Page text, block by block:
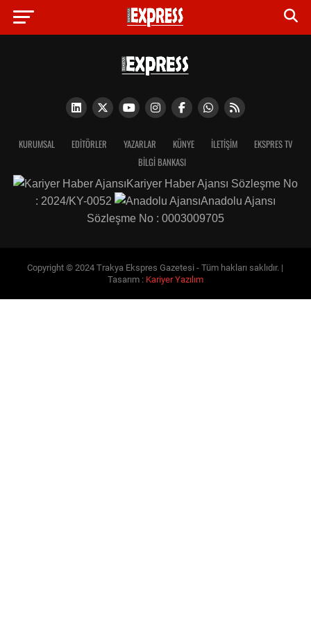
KURUMSAL EDITÖRLER YAZARLAR KÜNYE İLETIŞIM
EKSPRES TV
BİLGİ BANKASI
Kariyer Haber Ajansı Sözleşme No
: 2024/KY-0052
Anadolu Ajansı
Sözleşme No : 0003009705
Copyright © 2024 Trakya Ekspres Gazetesi - Tüm hakları saklıdır. |
Tasarım : Kariyer Yazılım